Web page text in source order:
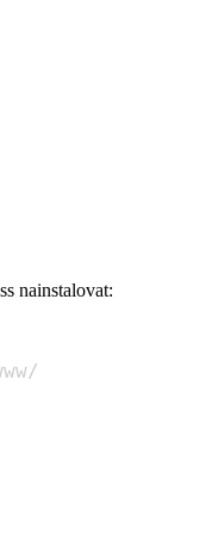
nainstalovat: